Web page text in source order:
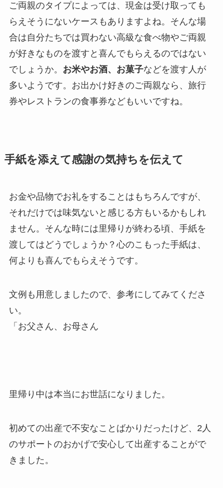
ご両親のタイプによっては、現金は受け取っても
らえそうにないケースもありますよね。そんな場
合は自分たちでは買わない高級な食べ物やご両親
が好きなものを渡すと喜んでもらえるのではない
でしょうか。 お米やお酒、お菓子などを渡す人が
多いようです。お出かけ好きのご両親なら、旅行
券やレストランの食事券などもいいですね。
手紙を添えて感謝の気持ちを伝えて
お金や品物でお礼をすることはもちろんですが、
それだけでは味気ないと感じる方もいるかもしれ
ません。そんな時には里帰りが終わる頃、手紙を
渡してはどうでしょうか？心のこもった手紙は、
何よりも喜んでもらえそうです。
文例も用意しましたので、参考にしてみてくださ
い。
「お父さん、お母さん
里帰り中は本当にお世話になりました。
初めての出産で不安なことばかりだったけど、2人
のサポートのおかげで安心して出産することがで
きました。